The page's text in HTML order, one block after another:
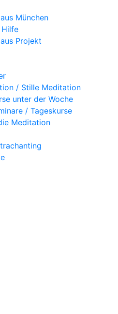
München
Hilfe
Projekt
/ Stille Meditation
unter der Woche
/ Tageskurse
Meditation